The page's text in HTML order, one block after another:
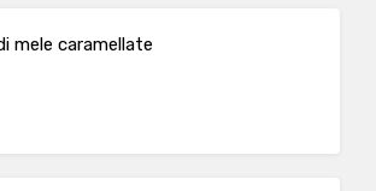
mele caramellate